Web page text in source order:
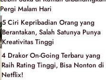
Pergi Malam Hari
5 Ciri Kepribadian Orang yang
Berantakan, Salah Satunya Punya
Kreativitas Tinggi
4 Drakor On-Going Terbaru yang
Raih Rating Tinggi, Bisa Nonton di
Netflix!